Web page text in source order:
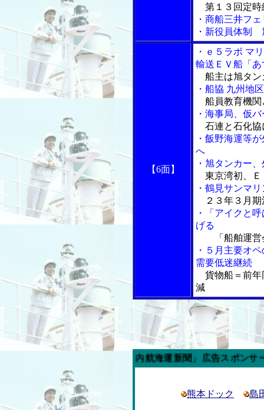
第１３回定時
・商船三井フ
・新役員体制
【6面】
・ｅ５ラボ マ
輸送ＥＶ船「
船主は旭タン
・船協 九州地
船員教育機関
・海事局、仮
石連と石化協
・飯野海運等
へ
・旭タンカー
東京湾初、Ｅ
・鶴見サンマ
２３年３月期
・「アイクと
げる
「船舶運営
・５月主要オ
需要低迷継続
貨物船＝前年
減
今週の「内航海運新聞」広告スポンサー企業
熊本ドック 島